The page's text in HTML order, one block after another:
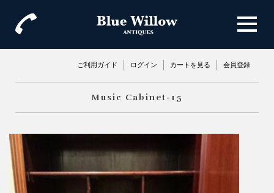
ご利用ガイド ログイン カートを見る 会員登録
Music Cabinet-15